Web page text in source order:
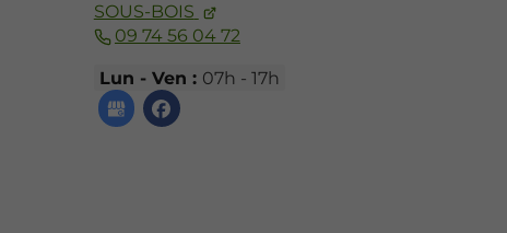
SOUS-BOIS
09 74 56 04 72
Lun - Ven : 07h - 17h